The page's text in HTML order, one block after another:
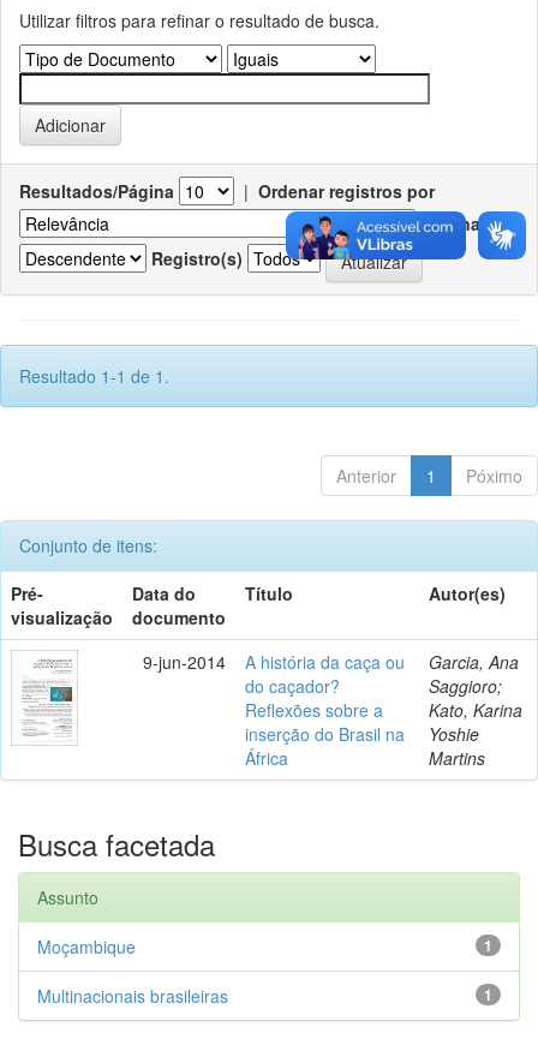
Utilizar filtros para refinar o resultado de busca.
Resultados/Página | Ordenar registros por
Ordenar
Registro(s)
Resultado 1-1 de 1.
Anterior 1 Póximo
Conjunto de itens:
Pré-
visualização
Data do
documento
Título Autor(es)
9-jun-2014
A história da caça ou
do caçador?
Reflexões sobre a
inserção do Brasil na
África
Garcia, Ana
Saggioro;
Kato, Karina
Yoshie
Martins
Busca facetada
Assunto
1
Moçambique
1
Multinacionais brasileiras